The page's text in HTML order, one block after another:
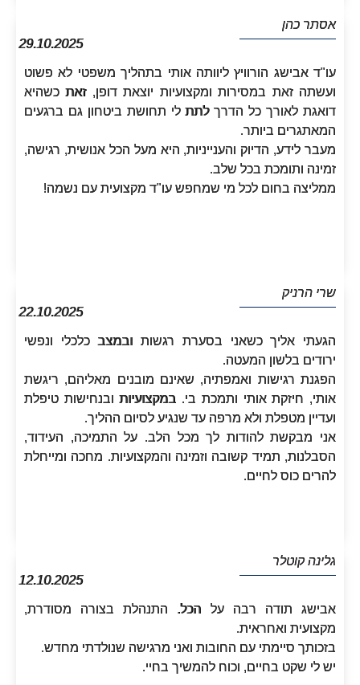
עו"ד אבישג הורוויץ ליוותה אותי בתהליך משפטי לא פשוט
ועשתה זאת במסירות ומקצועיות יוצאת דופן, זאת כשהיא
דואגת לאורך כל הדרך לתת לי תחושת ביטחון גם ברגעים
המאתגרים ביותר.
מעבר לידע, הדיוק והענייניות, היא מעל הכל אנושית, רגישה,
זמינה ותומכת בכל שלב.
ממליצה בחום לכל מי שמחפש עו"ד מקצועית עם נשמה!
אסתר כהן
29.10.2025
הגעתי אליך כשאני בסערת רגשות ובמצב כלכלי ונפשי
ירודים בלשון המעטה.
הפגנת רגישות ואמפתיה, שאינם מובנים מאליהם, ריגשת
אותי, חיזקת אותי ותמכת בי. במקצועיות ובנחישות טיפלת
ועדיין מטפלת ולא מרפה עד שנגיע לסיום ההליך.
אני מבקשת להודות לך מכל הלב. על התמיכה, העידוד,
הסבלנות, תמיד קשובה וזמינה והמקצועיות. מחכה ומייחלת
להרים כוס לחיים.
שרי הרניק
22.10.2025
אבישג תודה רבה על הכל. התנהלת בצורה מסודרת,
מקצועית ואחראית.
בזכותך סיימתי עם החובות ואני מרגישה שנולדתי מחדש.
יש לי שקט בחיים, וכוח להמשיך בחיי.
גלינה קוטלר
12.10.2025